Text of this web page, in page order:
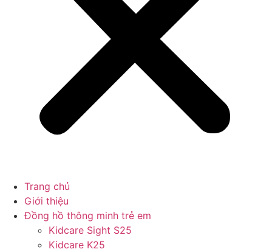
Trang chủ
Giới thiệu
Đồng hồ thông minh trẻ em
Kidcare Sight S25
Kidcare K25